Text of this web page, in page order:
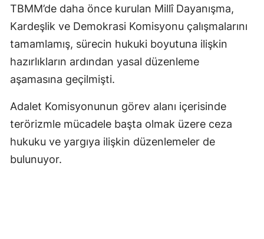
TBMM’de daha önce kurulan Millî Dayanışma,
Kardeşlik ve Demokrasi Komisyonu çalışmalarını
tamamlamış, sürecin hukuki boyutuna ilişkin
hazırlıkların ardından yasal düzenleme
aşamasına geçilmişti.
Adalet Komisyonunun görev alanı içerisinde
terörizmle mücadele başta olmak üzere ceza
hukuku ve yargıya ilişkin düzenlemeler de
bulunuyor.